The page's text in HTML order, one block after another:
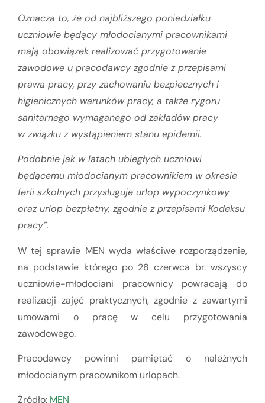
Oznacza to, że od najbliższego poniedziałku
uczniowie będący młodocianymi pracownikami
mają obowiązek realizować przygotowanie
zawodowe u pracodawcy zgodnie z przepisami
prawa pracy, przy zachowaniu bezpiecznych i
higienicznych warunków pracy, a także rygoru
sanitarnego wymaganego od zakładów pracy
w związku z wystąpieniem stanu epidemii.
Podobnie jak w latach ubiegłych uczniowi
będącemu młodocianym pracownikiem w okresie
ferii szkolnych przysługuje urlop wypoczynkowy
oraz urlop bezpłatny, zgodnie z przepisami Kodeksu
pracy”.
W tej sprawie MEN wyda właściwe rozporządzenie,
na podstawie którego po 28 czerwca br. wszyscy
uczniowie-młodociani pracownicy powracają do
realizacji zajęć praktycznych, zgodnie z zawartymi
umowami o pracę w celu przygotowania
zawodowego.
Pracodawcy powinni pamiętać o należnych
młodocianym pracownikom urlopach.
Źródło: MEN